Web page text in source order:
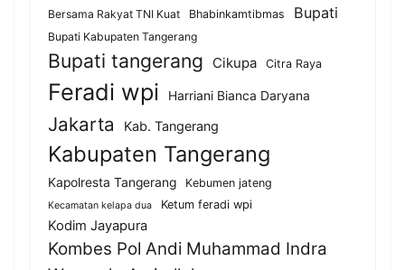
Bersama Rakyat TNI Kuat Bhabinkamtibmas Bupati
Bupati Kabupaten Tangerang
Bupati tangerang Cikupa Citra Raya
Feradi wpi Harriani Bianca Daryana
Jakarta Kab. Tangerang
Kabupaten Tangerang
Kapolresta Tangerang Kebumen jateng
Kecamatan kelapa dua Ketum feradi wpi
Kodim Jayapura
Kombes Pol Andi Muhammad Indra